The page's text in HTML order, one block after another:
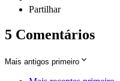
Partilhar
5 Comentários
Mais antigos primeiro